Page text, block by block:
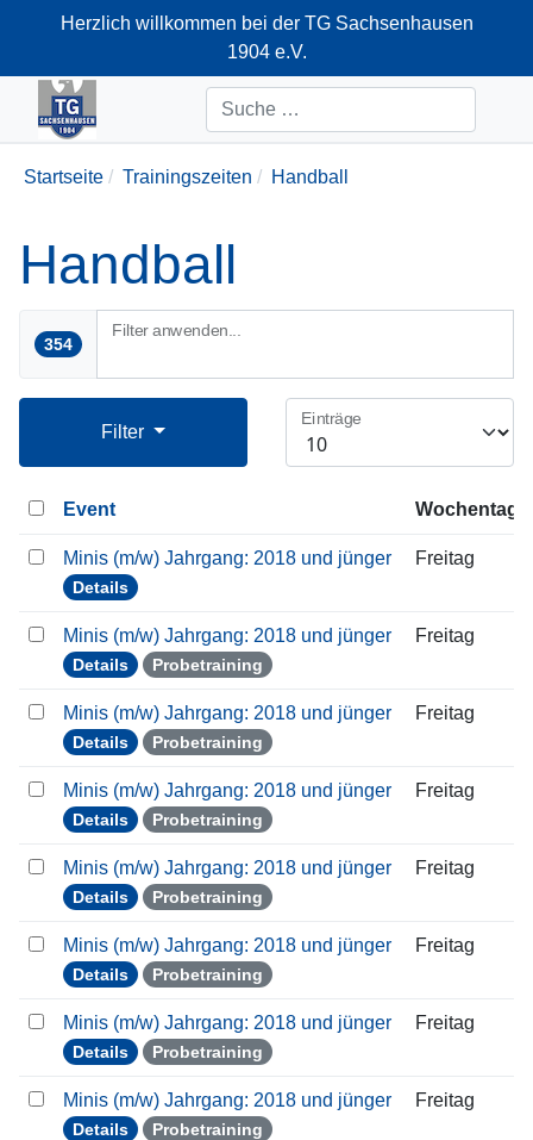
Herzlich willkommen bei der TG Sachsenhausen
1904 e.V.
+49-69-66374712
Suchen
Startseite Trainingszeiten Handball
Handball
354
Filter anwenden...
Filter
Einträge
Event Wochentag
Minis (m/w) Jahrgang: 2018 und jünger
Details
Freitag
Minis (m/w) Jahrgang: 2018 und jünger
Details Probetraining
Freitag
Minis (m/w) Jahrgang: 2018 und jünger
Details Probetraining
Freitag
Minis (m/w) Jahrgang: 2018 und jünger
Details Probetraining
Freitag
Minis (m/w) Jahrgang: 2018 und jünger
Details Probetraining
Freitag
Minis (m/w) Jahrgang: 2018 und jünger
Details Probetraining
Freitag
Minis (m/w) Jahrgang: 2018 und jünger
Details Probetraining
Freitag
Minis (m/w) Jahrgang: 2018 und jünger
Details Probetraining
Freitag